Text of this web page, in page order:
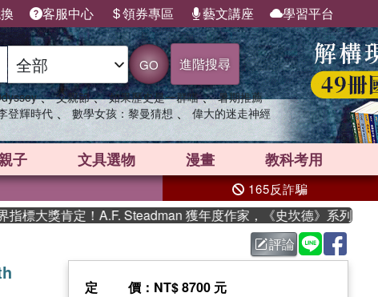
客服中心 領券專區 藝文講座 學習平台
GO 進階搜尋
、 父親節 、 如果歷史是一群喵 、 暑期推薦
登輝時代 、 數學女孩：黎曼猜想 、 偉大的迷走神經
子 文具選物 漫畫 教科考用
165反詐騙
大獎肯定！A.F. Steadman 獲年度作家，《史坎德》系列帶你踏
評論
定價 ：NT$ 8700 元